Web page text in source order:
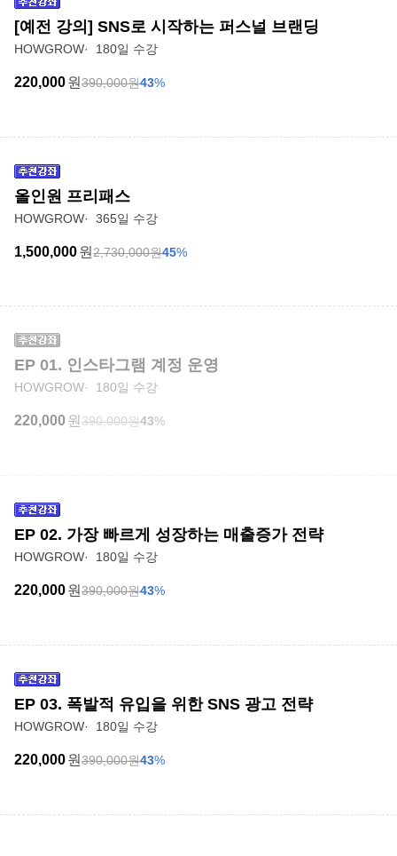
[예전 강의] SNS로 시작하는 퍼스널 브랜딩
HOWGROW 180일 수강
220,000원390,000원43%
올인원 프리패스
HOWGROW 365일 수강
1,500,000원2,730,000원45%
EP 01. 인스타그램 계정 운영
HOWGROW 180일 수강
220,000 원 390,000원43%
EP 02. 가장 빠르게 성장하는 매출증가 전략
HOWGROW 180일 수강
220,000원390,000원43%
EP 03. 폭발적 유입을 위한 SNS 광고 전략
HOWGROW 180일 수강
220,000원390,000원43%